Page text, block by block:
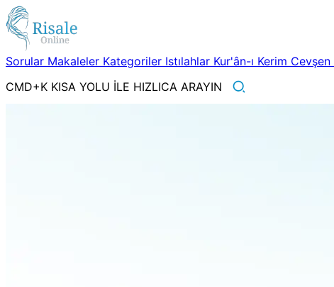
Sorular Makaleler Kategoriler Istılahlar Kur'ân-ı Kerim Cevşen
CMD+K KISA YOLU İLE HIZLICA ARAYIN